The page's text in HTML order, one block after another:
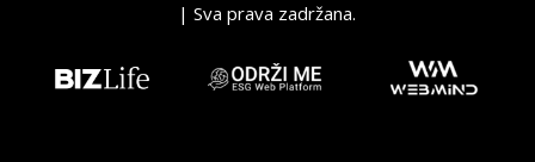
| Sva prava zadržana.